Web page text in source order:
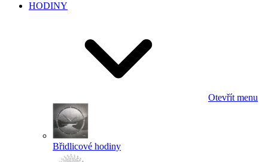
HODINY
Otevřít menu
Břidlicové hodiny